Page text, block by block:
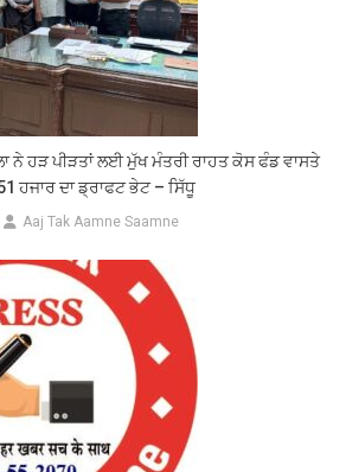
ਨੇ ਹੜ ਪੀੜਤਾਂ ਲਈ ਮੁੱਖ ਮੰਤਰੀ ਰਾਹਤ ਕੋਸ ਫੰਡ ਵਾਸਤੇ
ਹਜਾਰ ਦਾ ਡ੍ਰਾਫਟ ਭੇਟ – ਸਿੱਧੂ
Aaj Tak Aamne Saamne